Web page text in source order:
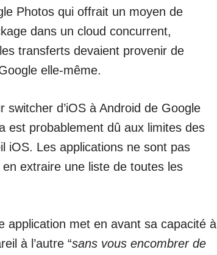
Photos qui offrait un moyen de
dans un cloud concurrent,
transferts devaient provenir de
elle-même.
d’iOS à Android de Google
est probablement dû aux limites des
iOS. Les applications ne sont pas
en extraire une liste de toutes les
application met en avant sa capacité à
à l’autre “sans vous encombrer de